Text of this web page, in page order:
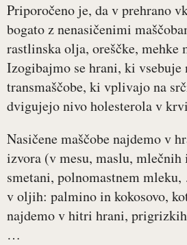
Priporočeno je, da v prehrano
bogato z nenasičenimi
rastlinska olja, oreščke, mehke
Izogibajmo se hrani, ki vsebuje
transmaščobe, ki vplivajo na
dvigujejo nivo holesterola v
Nasičene maščobe najdemo v
izvora (v mesu, maslu,
smetani, polnomastnem
v oljih: palmino in kokosovo,
najdemo v hitri hrani,
…